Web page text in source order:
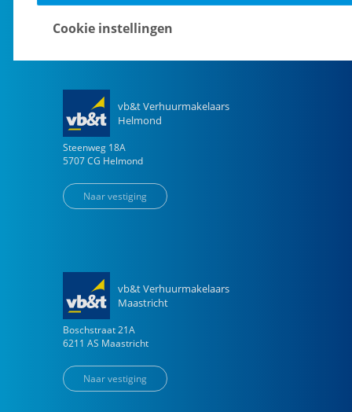
vb&t Verhuurmakelaars
Helmond
Steenweg 18A
5707 CG Helmond
Naar vestiging
vb&t Verhuurmakelaars
Maastricht
Boschstraat 21A
6211 AS Maastricht
Naar vestiging
Cookie instellingen